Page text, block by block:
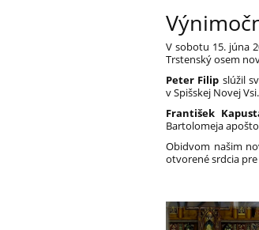
V sobotu 15. júna
Trstenský osem
Peter Filip slúžil
v Spišskej Novej Vsi.
František
Bartolomeja
Obidvom našim
otvorené srdcia